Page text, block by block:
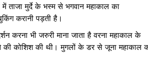
ताजा मुर्दे के भस्म से भगवान महाकाल का
करानी पड़ती है।
करना भी जरुरी माना जाता है वरना महाकाल के
की कोशिश की थी। मुगलों के डर से जूना महाकाल